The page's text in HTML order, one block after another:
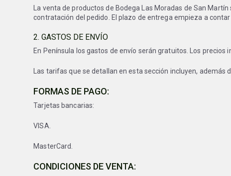
La venta de productos de Bodega Las Moradas de San
contratación del pedido. El plazo de entrega empieza a
2. GASTOS DE ENVÍO
En Península los gastos de envío serán gratuitos. Los precios
Las tarifas que se detallan en esta sección incluyen,
FORMAS DE PAGO:
Tarjetas bancarias:
VISA.
MasterCard.
CONDICIONES DE VENTA: